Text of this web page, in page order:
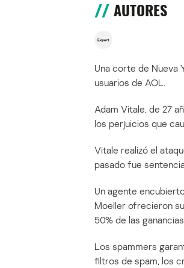
AUTORES
Una corte de Nueva
usuarios de AOL.
Adam Vitale, de 27
los perjuicios que
Vitale realizó el
pasado fue
Un agente
Moeller ofrecieron
50% de las
Los spammers
filtros de spam, los